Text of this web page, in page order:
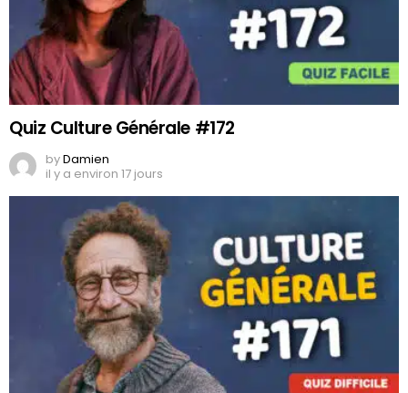
Quiz Culture Générale #172
byDamien
il y a environ 17 jours